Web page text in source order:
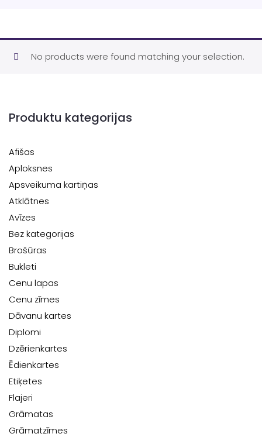
No products were found matching your selection.
Produktu kategorijas
Afišas
Aploksnes
Apsveikuma kartiņas
Atklātnes
Avīzes
Bez kategorijas
Brošūras
Bukleti
Cenu lapas
Cenu zīmes
Dāvanu kartes
Diplomi
Dzērienkartes
Ēdienkartes
Etiķetes
Flajeri
Grāmatas
Grāmatzīmes